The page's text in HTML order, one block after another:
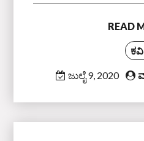
READ
ಜುಲೈ 9, 2020